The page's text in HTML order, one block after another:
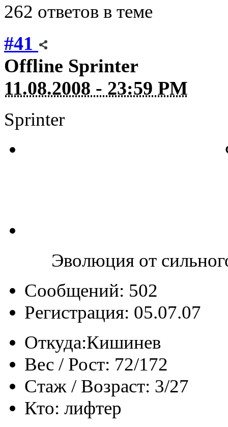
262 ответов в теме
#41
Offline Sprinter
11.08.2008 - 23:59 PM
Sprinter
Эволюция от
Сообщений: 502
Регистрация: 05.07.07
Откуда:Кишинев
Вес / Рост: 72/172
Стаж / Возраст: 3/27
Кто: лифтер